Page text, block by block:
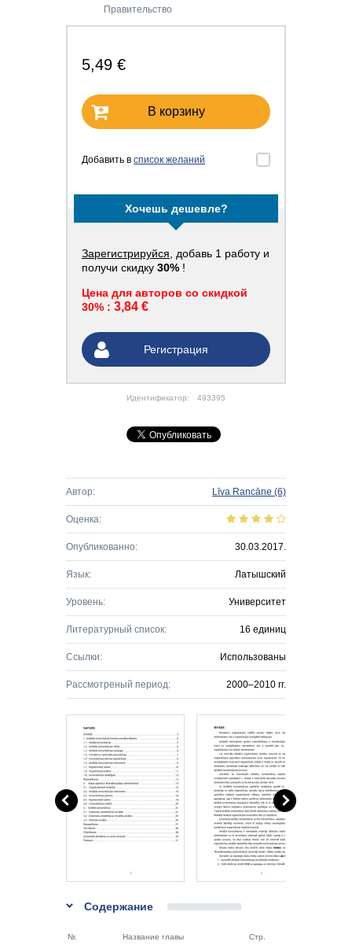
Правительство
5,49 €
В корзину
Добавить в список желаний
Хочешь дешевле?
Зарегистрируйся , добавь 1 работу и
получи скидку 30% !
Цена для авторов со скидкой
30% : 3,84 €
Регистрация
Идентификатор: 493395
Автор: Līva Rancāne (6)
Оценка:
Опубликованно: 30.03.2017.
Язык: Латышский
Уровень: Университет
Литературный список: 16 единиц
Ссылки: Использованы
Рассмотреный период: 2000–2010 гг.
Содержание
Nr. Название главы Стр.